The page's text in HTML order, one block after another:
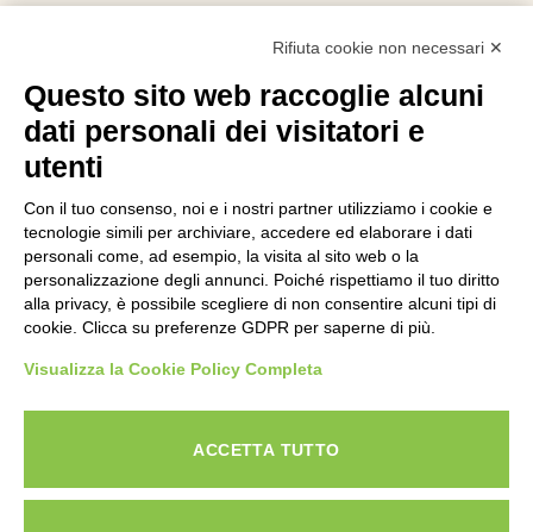
Via Monti Iblei 12 - 90146 Palermo
Viale Bianca Maria 22 - 20122 Milano
Email:
contattaci@specialistadebiti.it
I nostri servizi
Legge 3
Consolidamento Debiti
Rifiuta cookie non necessari ✕
Questo sito web raccoglie alcuni
dati personali dei visitatori e
utenti
Con il tuo consenso, noi e i nostri partner utilizziamo i cookie e
tecnologie simili per archiviare, accedere ed elaborare i dati
personali come, ad esempio, la visita al sito web o la
personalizzazione degli annunci. Poiché rispettiamo il tuo diritto
alla privacy, è possibile scegliere di non consentire alcuni tipi di
cookie. Clicca su preferenze GDPR per saperne di più.
Visualizza la Cookie Policy Completa
ACCETTA TUTTO